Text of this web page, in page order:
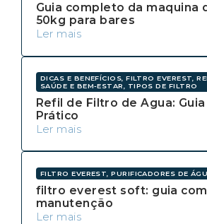
Guia completo da maquina
50kg para bares
Ler mais
DICAS E BENEFÍCIOS, FILTRO EVEREST,
SAÚDE E BEM-ESTAR, TIPOS DE FILTRO
Refil de Filtro de Agua:
Prático
Ler mais
FILTRO EVEREST, PURIFICADORES DE
filtro everest soft: guia
manutenção
Ler mais